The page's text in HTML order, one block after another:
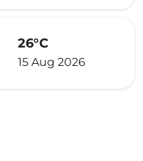
26°C
15 Aug 2026